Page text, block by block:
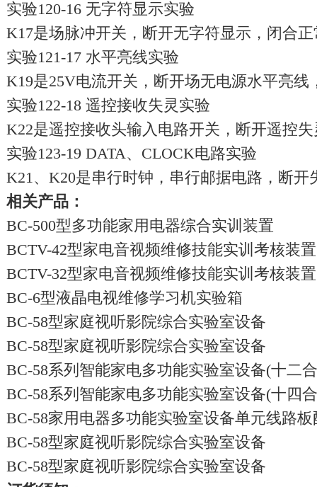
实验120-16 无字符显示实验
K17是场脉冲开关，断开无字符显示，闭合正
实验121-17 水平亮线实验
K19是25V电流开关，断开场无电源水平亮线
实验122-18 遥控接收失灵实验
K22是遥控接收头输入电路开关，断开遥控
实验123-19 DATA、CLOCK电路实验
K21、K20是串行时钟，串行邮据电路，断
相关产品：
BC-500型多功能家用电器综合实训装置
BCTV-42型家电音视频维修技能实训考核装置
BCTV-32型家电音视频维修技能实训考核装置
BC-6型液晶电视维修学习机实验箱
BC-58型家庭视听影院综合实验室设备
BC-58型家庭视听影院综合实验室设备
BC-58系列智能家电多功能实验室设备(十二
BC-58系列智能家电多功能实验室设备(十四
BC-58家用电器多功能实验室设备单元线路板
BC-58型家庭视听影院综合实验室设备
BC-58型家庭视听影院综合实验室设备